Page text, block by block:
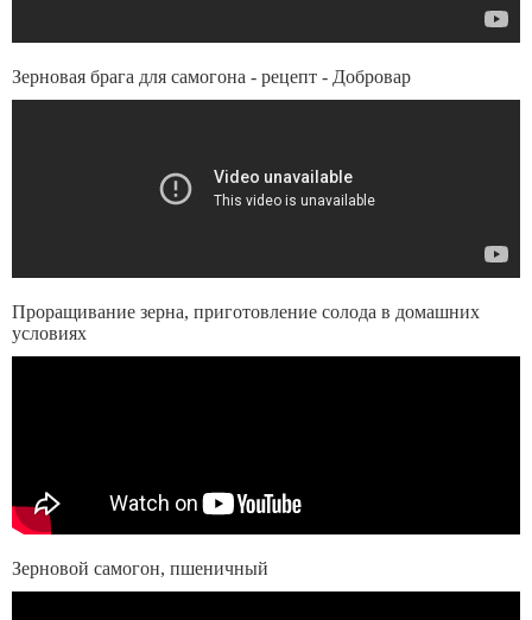
Зерновая брага для самогона - рецепт - Добровар
Проращивание зерна, приготовление солода в домашних
условиях
Зерновой самогон, пшеничный